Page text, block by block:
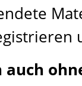
auch